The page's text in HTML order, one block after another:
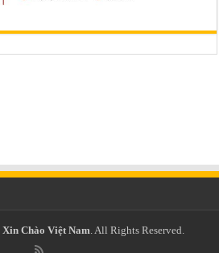
Xin Chào Việt Nam . All Rights Reserved.